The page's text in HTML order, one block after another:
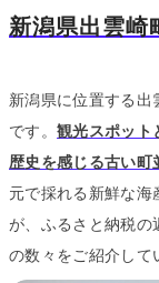
新潟県出雲崎
新潟県に位置する
です。観光スポット
歴史を感じる古い町
元で採れる新鮮な
が、ふるさと納税の
の数々をご紹介して